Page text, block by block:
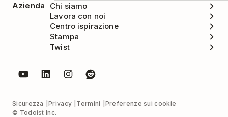
Azienda
Chi siamo
Lavora con noi
Centro ispirazione
Stampa
Twist
Sicurezza Privacy Termini
Preferenze sui cookie
© Todoist Inc.